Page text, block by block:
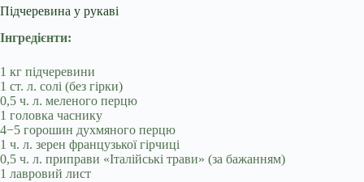
Підчеревина у рукаві
Інгредієнти:
1 кг підчеревини
1 ст. л. солі (без гірки)
0,5 ч. л. меленого перцю
1 головка часнику
4−5 горошин духмяного перцю
1 ч. л. зерен французької гірчиці
0,5 ч. л. приправи «Італійські трави» (за бажанням)
1 лавровий лист